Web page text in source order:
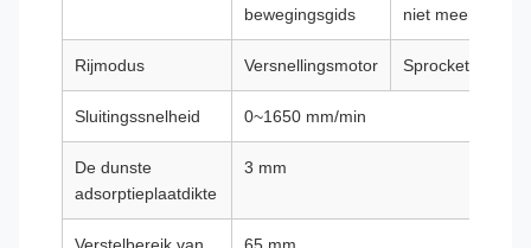
bewegingsgids
niet meer dan
Rijmodus Versnellingsmotor Sprocket
Sluitingssnelheid 0~1650 mm/min
De dunste
adsorptieplaatdikte
3 mm